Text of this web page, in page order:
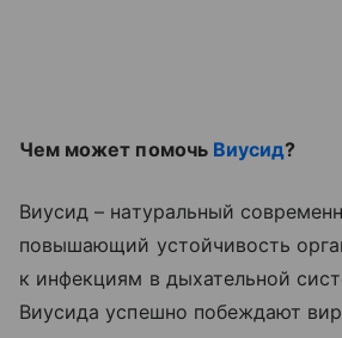
Чем может помочь Виусид?
Виусид – натуральный
повышающий устойчивость
к инфекциям в дыхательной
Виусида успешно побеждают